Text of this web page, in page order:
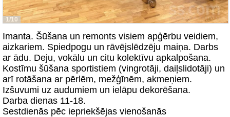
1/10
Imanta. Šūšana un remonts visiem apģērbu veidiem,
aizkariem. Spiedpogu un rāvējslēdzēju maiņa. Darbs
ar ādu. Deju, vokālu un citu kolektīvu apkalpošana.
Kostīmu šūšana sportistiem (vingrotāji, daiļslidotāji) un
arī rotāšana ar pērlēm, mežģīnēm, akmeņiem.
Izšuvumi uz audumiem un ielāpu dekorēšana.
Darba dienas 11-18.
Sestdienās pēc iepriekšējas vienošanās